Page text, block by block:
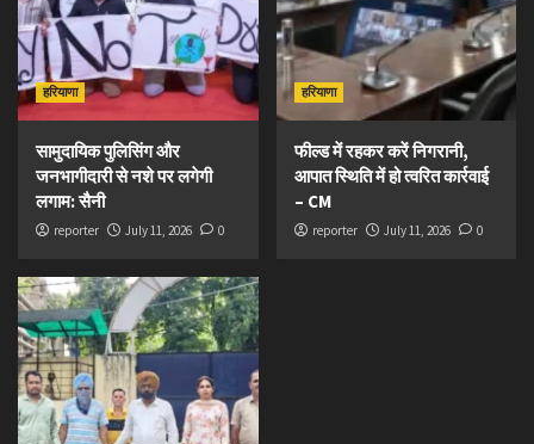
हरियाणा
सामुदायिक पुलिसिंग और
जनभागीदारी से नशे पर लगेगी
लगाम: सैनी
reporter July 11, 2026 0
हरियाणा
फील्ड में रहकर करें निगरानी,
आपात स्थिति में हो त्वरित कार्रवाई
– CM
reporter July 11, 2026 0